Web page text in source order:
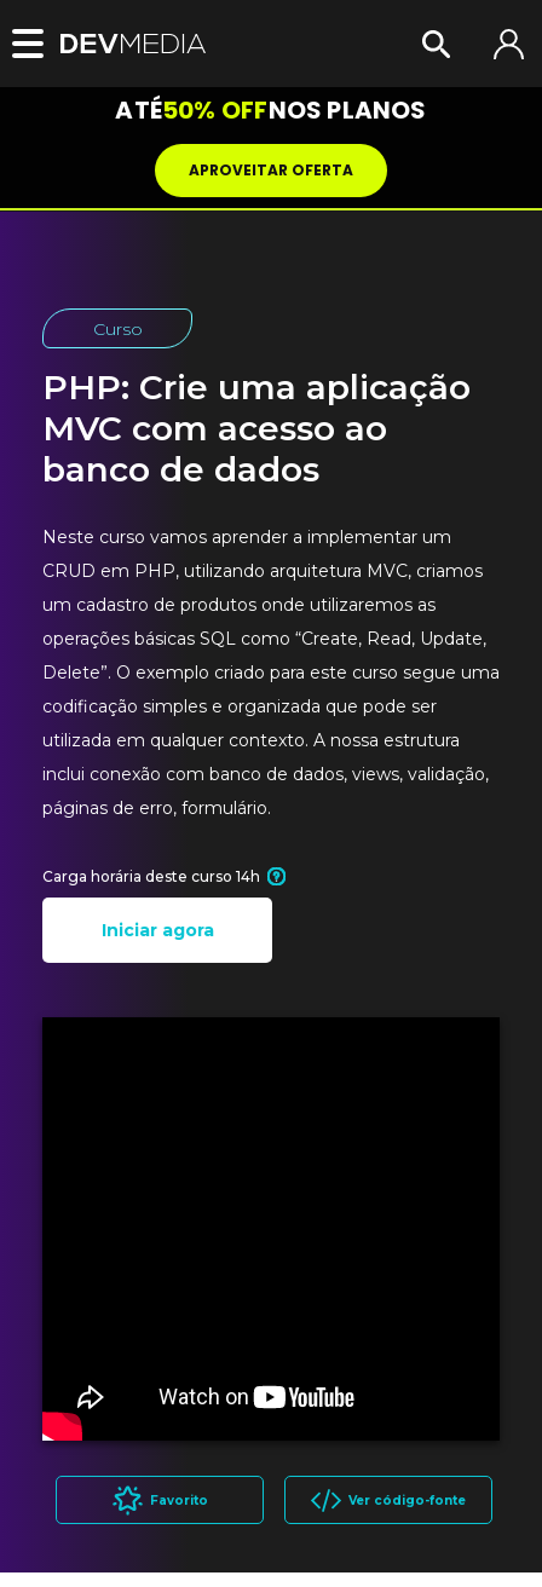
ATÉ50% OFFNOS PLANOS
APROVEITAR OFERTA
Curso
PHP: Crie uma aplicação
MVC com acesso ao
banco de dados
Neste curso vamos aprender a implementar um
CRUD em PHP, utilizando arquitetura MVC, criamos
um cadastro de produtos onde utilizaremos as
operações básicas SQL como “Create, Read, Update,
Delete”. O exemplo criado para este curso segue uma
codificação simples e organizada que pode ser
utilizada em qualquer contexto. A nossa estrutura
inclui conexão com banco de dados, views, validação,
páginas de erro, formulário.
Iniciar agora
Carga horária deste curso 14h
Favorito Ver código-fonte